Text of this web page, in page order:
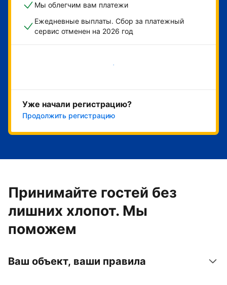
Мы облегчим вам платежи
Ежедневные выплаты. Сбор за платежный
сервис отменен на 2026 год
Начать
Уже начали регистрацию?
Продолжить регистрацию
Принимайте гостей без
лишних хлопот. Мы
поможем
Ваш объект, ваши правила